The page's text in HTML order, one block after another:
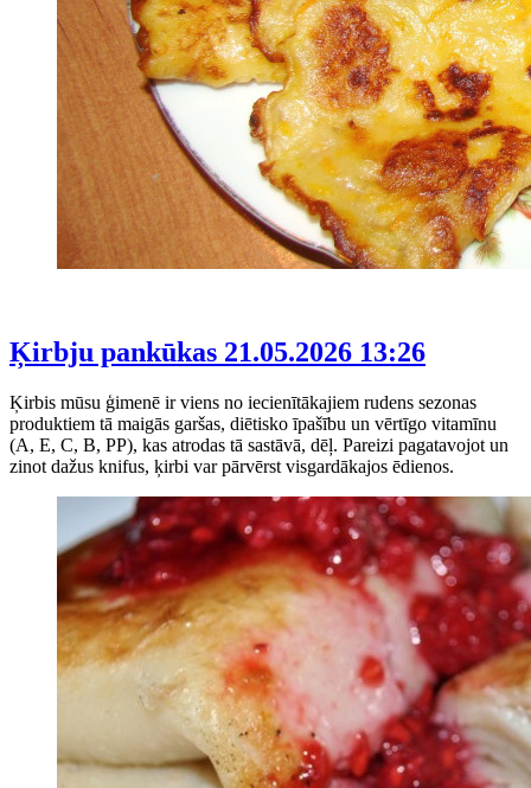
Ķirbju pankūkas 21.05.2026 13:26
Ķirbis mūsu ģimenē ir viens no iecienītākajiem rudens sezonas
produktiem tā maigās garšas, diētisko īpašību un vērtīgo vitamīnu
(A, E, C, B, PP), kas atrodas tā sastāvā, dēļ. Pareizi pagatavojot un
zinot dažus knifus, ķirbi var pārvērst visgardākajos ēdienos.